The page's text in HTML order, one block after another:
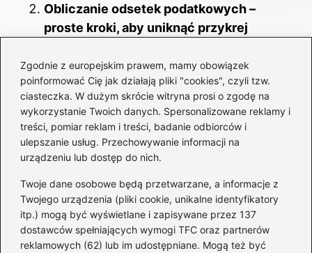
Zgodnie z europejskim prawem, mamy obowiązek
poinformować Cię jak działają pliki "cookies", czyli tzw.
ciasteczka. W dużym skrócie witryna prosi o zgodę na
wykorzystanie Twoich danych. Spersonalizowane reklamy i
treści, pomiar reklam i treści, badanie odbiorców i
ulepszanie usług. Przechowywanie informacji na
urządzeniu lub dostęp do nich.
Twoje dane osobowe będą przetwarzane, a informacje z
Twojego urządzenia (pliki cookie, unikalne identyfikatory
itp.) mogą być wyświetlane i zapisywane przez 137
dostawców spełniających wymogi TFC oraz partnerów
reklamowych (62) lub im udostępniane. Mogą też być
Obliczanie odsetek podatkowych –
proste kroki, aby uniknąć przykrej
10 istotnych aspektów, które musisz
znać przed zakupem mieszkania na
rynku wtórnym